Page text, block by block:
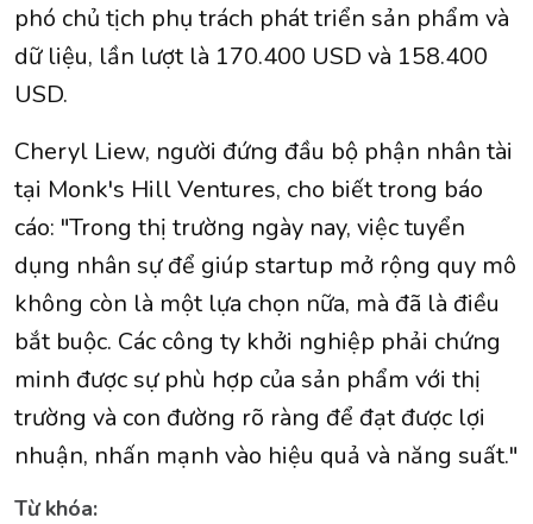
phó chủ tịch phụ trách phát triển sản phẩm và
dữ liệu, lần lượt là 170.400 USD và 158.400
USD.
Cheryl Liew, người đứng đầu bộ phận nhân tài
tại Monk's Hill Ventures, cho biết trong báo
cáo: "Trong thị trường ngày nay, việc tuyển
dụng nhân sự để giúp startup mở rộng quy mô
không còn là một lựa chọn nữa, mà đã là điều
bắt buộc. Các công ty khởi nghiệp phải chứng
minh được sự phù hợp của sản phẩm với thị
trường và con đường rõ ràng để đạt được lợi
nhuận, nhấn mạnh vào hiệu quả và năng suất."
Từ khóa: